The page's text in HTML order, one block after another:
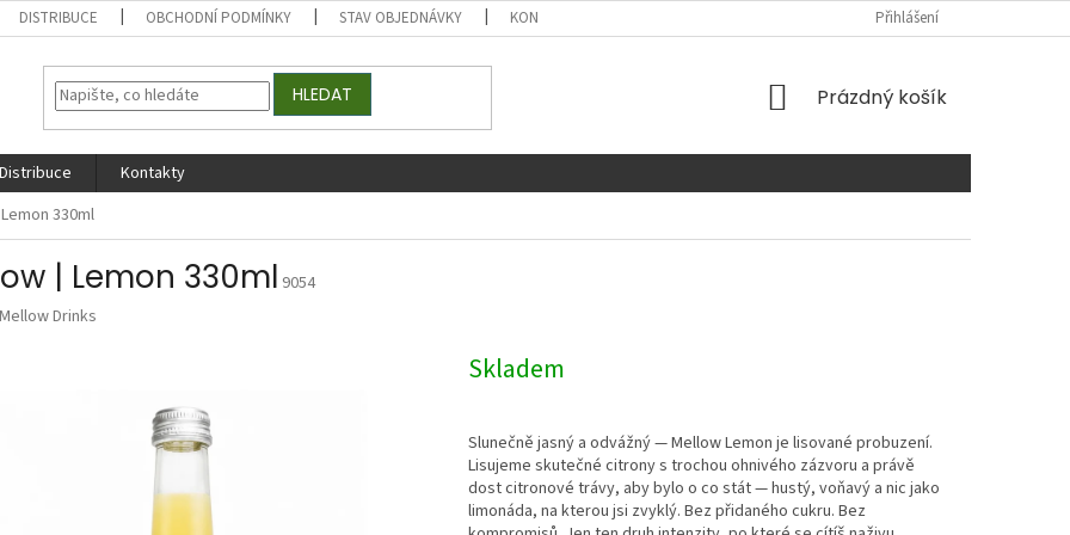
DISTRIBUCE OBCHODNÍ PODMÍNKY STAV OBJEDNÁVKY KONTAKTY Přihlášení
HLEDAT
NÁKUPNÍ
Prázdný košík
Distribuce
Kontakty
330ml
| Lemon 330ml 9054
Mellow Drinks
Skladem
Slunečně jasný a odvážný — Mellow Lemon je lisované probuzení.
Lisujeme skutečné citrony s trochou ohnivého zázvoru a právě
dost citronové trávy, aby bylo o co stát — hustý, voňavý a nic jako
limonáda, na kterou jsi zvyklý. Bez přidaného cukru. Bez